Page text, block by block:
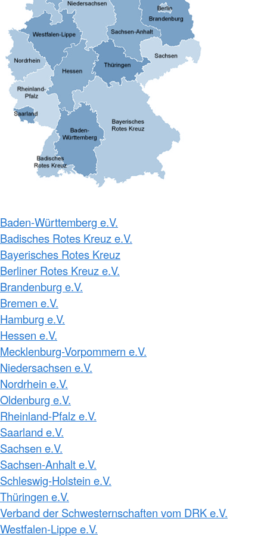
Baden-Württemberg e.V.
Badisches Rotes Kreuz e.V.
Bayerisches Rotes Kreuz
Berliner Rotes Kreuz e.V.
Brandenburg e.V.
Bremen e.V.
Hamburg e.V.
Hessen e.V.
Mecklenburg-Vorpommern e.V.
Niedersachsen e.V.
Nordrhein e.V.
Oldenburg e.V.
Rheinland-Pfalz e.V.
Saarland e.V.
Sachsen e.V.
Sachsen-Anhalt e.V.
Schleswig-Holstein e.V.
Thüringen e.V.
Verband der Schwesternschaften vom DRK e.V.
Westfalen-Lippe e.V.